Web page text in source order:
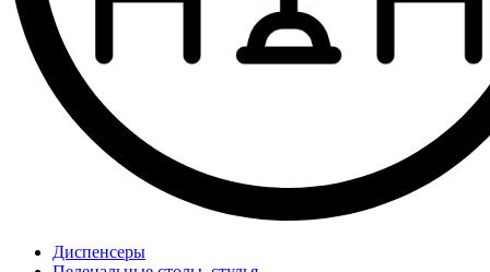
Диспенсеры